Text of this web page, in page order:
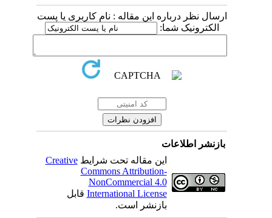
ارسال نظر درباره این مقاله : نام کاربری یا پست
الکترونیک شما:
بازنشر اطلاعات
این مقاله تحت شرایطCreative
Commons Attribution-
NonCommercial 4.0
International Licenseقابل
بازنشر است.